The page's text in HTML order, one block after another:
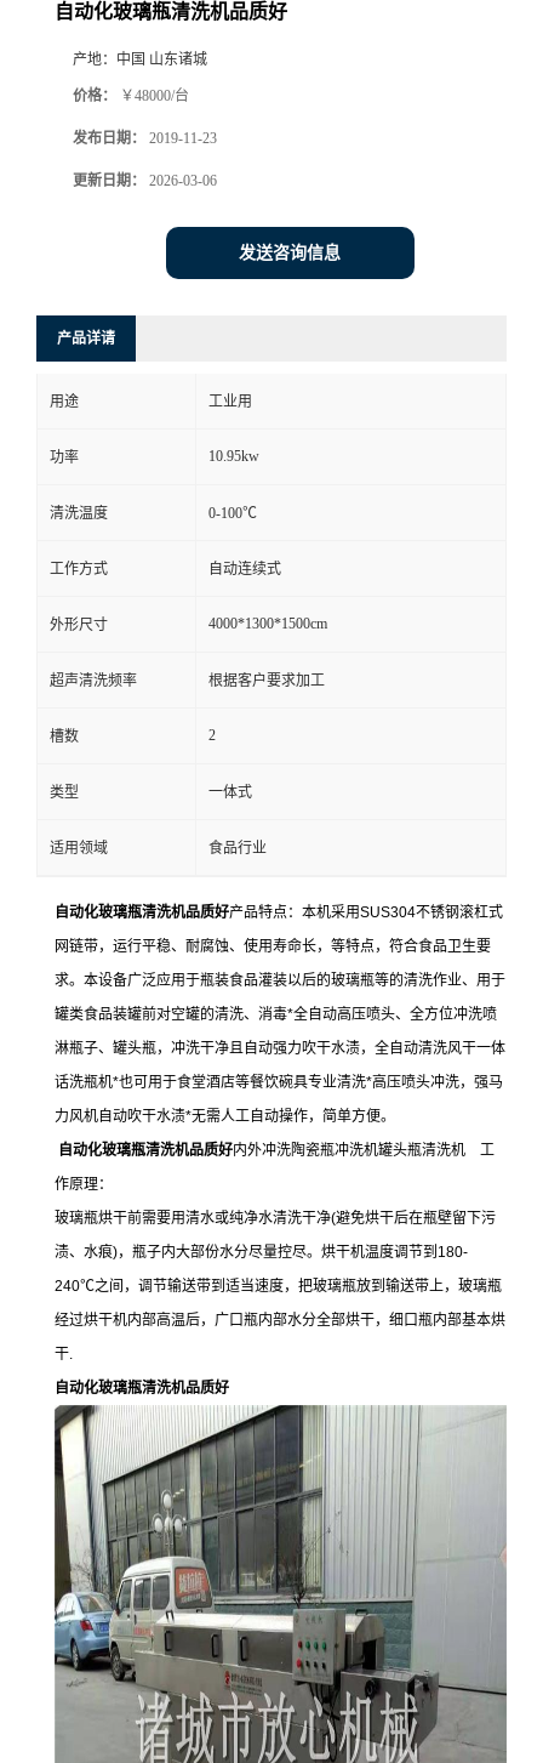
自动化玻璃瓶清洗机品质好
产地： 中国 山东诸城
价格： ￥48000/台
发布日期： 2019-11-23
更新日期： 2026-03-06
发送咨询信息
产品详请
用途 工业用
功率 10.95kw
清洗温度 0-100℃
工作方式 自动连续式
外形尺寸 4000*1300*1500cm
超声清洗频率 根据客户要求加工
槽数 2
类型 一体式
适用领域 食品行业
自动化玻璃瓶清洗机品质好产品特点：本机采用SUS304不锈钢滚杠式
网链带，运行平稳、耐腐蚀、使用寿命长，等特点，符合食品卫生要
求。本设备广泛应用于瓶装食品灌装以后的玻璃瓶等的清洗作业、用于
罐类食品装罐前对空罐的清洗、消毒*全自动高压喷头、全方位冲洗喷
淋瓶子、罐头瓶，冲洗干净且自动强力吹干水渍，全自动清洗风干一体
话洗瓶机*也可用于食堂酒店等餐饮碗具专业清洗*高压喷头冲洗，强马
力风机自动吹干水渍*无需人工自动操作，简单方便。
自动化玻璃瓶清洗机品质好内外冲洗陶瓷瓶冲洗机罐头瓶清洗机 工
作原理：
玻璃瓶烘干前需要用清水或纯净水清洗干净(避免烘干后在瓶壁留下污
渍、水痕)，瓶子内大部份水分尽量控尽。烘干机温度调节到180-
240℃之间，调节输送带到适当速度，把玻璃瓶放到输送带上，玻璃瓶
经过烘干机内部高温后，广口瓶内部水分全部烘干，细口瓶内部基本烘
干.
自动化玻璃瓶清洗机品质好